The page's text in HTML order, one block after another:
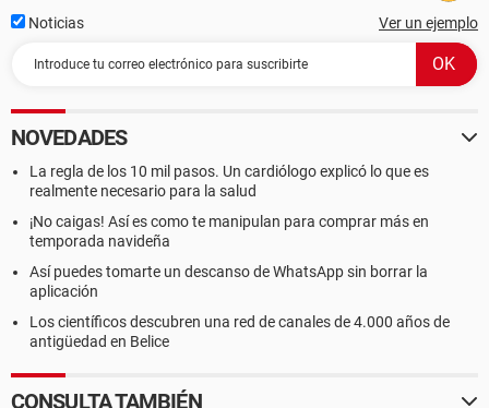
Noticias Ver un ejemplo
NOVEDADES
La regla de los 10 mil pasos. Un cardiólogo explicó lo que es
realmente necesario para la salud
¡No caigas! Así es como te manipulan para comprar más en
temporada navideña
Así puedes tomarte un descanso de WhatsApp sin borrar la
aplicación
Los científicos descubren una red de canales de 4.000 años de
antigüedad en Belice
CONSULTA TAMBIÉN